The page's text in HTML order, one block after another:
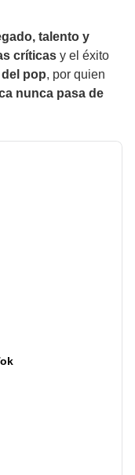
talento y
críticas y el éxito
pop, por quien
nunca pasa de